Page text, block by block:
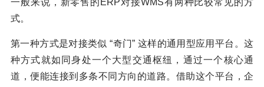
一般来说，新零售的ERP对接WMS有两种比较常见的方
式。
第一种方式是对接类似 “奇门” 这样的通用型应用平台。这
种方式就如同身处一个大型交通枢纽，通过一个核心通
道，便能连接到多条不同方向的道路。借助这个平台，企